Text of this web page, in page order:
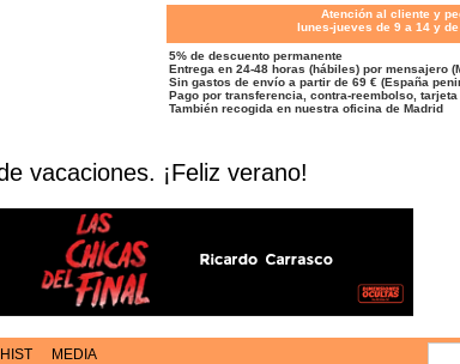
Atención al cliente y
lunes-jueves de 9 a 14 y
5% de descuento permanente
Entrega en 24-48 horas (hábiles) por mensajero
Sin gastos de envío a partir de 69 € (España
Pago por transferencia, contra-reembolso, tarjeta
También recogida en nuestra oficina de Madrid
vacaciones. ¡Feliz verano!
MEDIA